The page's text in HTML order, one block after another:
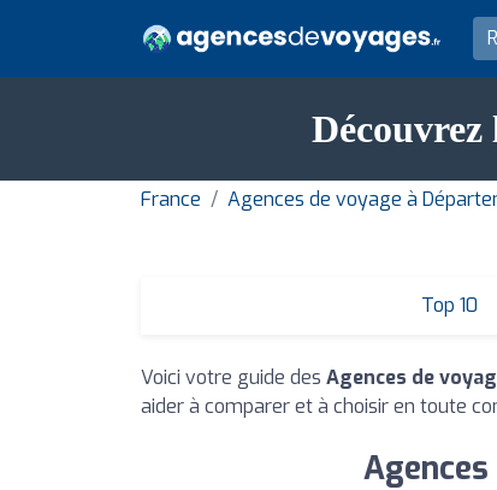
Découvrez
France Agences de voyage à
Top 10
Voici votre guide des Agences de
aider à comparer et à choisir en toute